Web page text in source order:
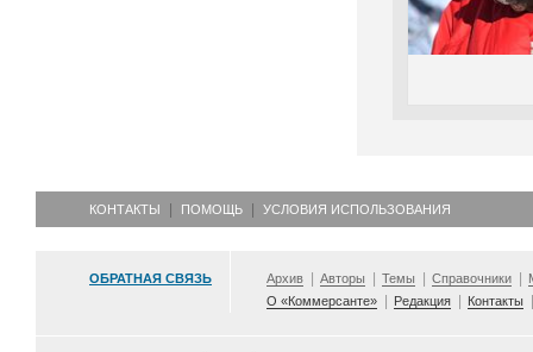
КОНТАКТЫ ПОМОЩЬ УСЛОВИЯ ИСПОЛЬЗОВАНИЯ
ОБРАТНАЯ СВЯЗЬ Архив Авторы Темы Справочники
О «Коммерсанте»
Редакция Контакты